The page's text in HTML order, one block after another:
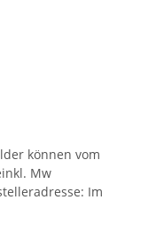
können vom
Mw
Im